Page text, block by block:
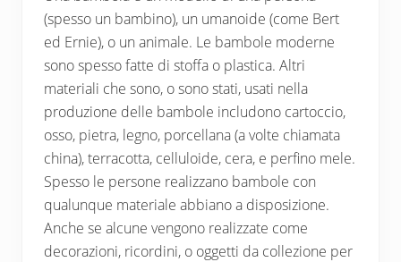
(spesso un bambino), un umanoide (come Bert
ed Ernie), o un animale. Le bambole moderne
sono spesso fatte di stoffa o plastica. Altri
materiali che sono, o sono stati, usati nella
produzione delle bambole includono cartoccio,
osso, pietra, legno, porcellana (a volte chiamata
china), terracotta, celluloide, cera, e perfino mele.
Spesso le persone realizzano bambole con
qualunque materiale abbiano a disposizione.
Anche se alcune vengono realizzate come
decorazioni, ricordini, o oggetti da collezione per